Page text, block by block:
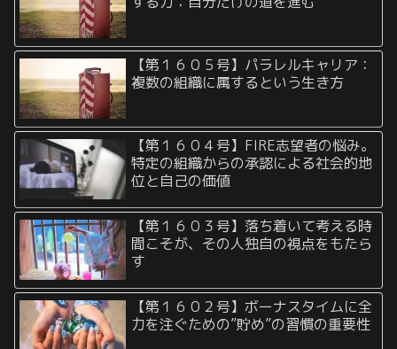
【第１６０５号】パラレルキャリア：
複数の組織に属するという生き方
【第１６０４号】FIRE志望者の悩み。
特定の組織からの承認による社会的地
位と自己の価値
【第１６０３号】落ち着いて考える時
間こそが、その人独自の視点をもたら
す
【第１６０２号】ボーナスタイムに全
力を注ぐための”貯め”の習慣の重要性